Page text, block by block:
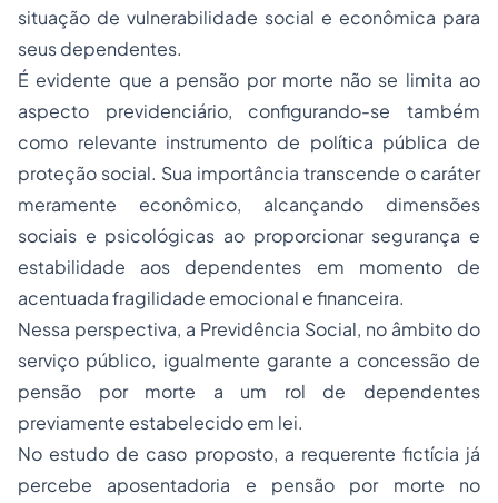
situação de vulnerabilidade social e econômica para
seus dependentes.
É evidente que a pensão por morte não se limita ao
aspecto previdenciário, configurando-se também
como relevante instrumento de política pública de
proteção social. Sua importância transcende o caráter
meramente econômico, alcançando dimensões
sociais e psicológicas ao proporcionar segurança e
estabilidade aos dependentes em momento de
acentuada fragilidade emocional e financeira.
Nessa perspectiva, a Previdência Social, no âmbito do
serviço público, igualmente garante a concessão de
pensão por morte a um rol de dependentes
previamente estabelecido em lei.
No estudo de caso proposto, a requerente fictícia já
percebe aposentadoria e pensão por morte no